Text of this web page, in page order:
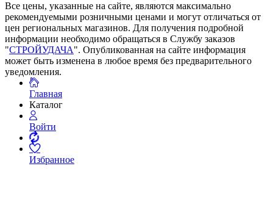
Все цены, указанные на сайте, являются максимально
рекомендуемыми розничными ценами и могут отличаться от
цен региональных магазинов. Для получения подробной
информации необходимо обращаться в Службу заказов
"СТРОЙУДАЧА". Опубликованная на сайте информация
может быть изменена в любое время без предварительного
уведомления.
Главная
Каталог
Войти
Избранное